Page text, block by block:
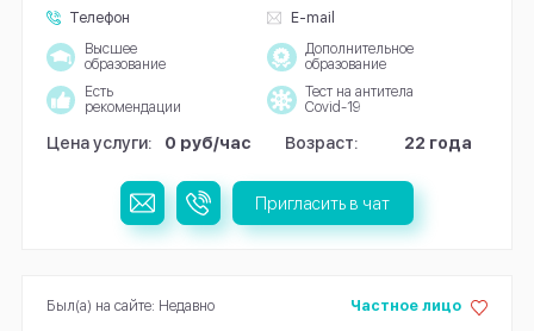
Телефон
E-mail
Высшее
образование
Дополнительное
образование
Есть
рекомендации
Тест на антитела
Covid-19
Цена услуги: 0 руб/час Возраст: 22 года
Пригласить в чат
Частное лицо
Был(а) на сайте: Недавно